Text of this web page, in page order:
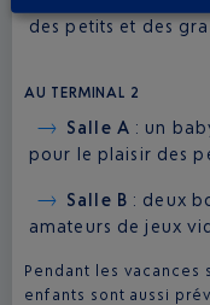
des petits et des
AU TERMINAL 2
Salle A : un
pour le plaisir des
Salle B : deux
amateurs de jeux
Pendant les vacances
enfants sont aussi